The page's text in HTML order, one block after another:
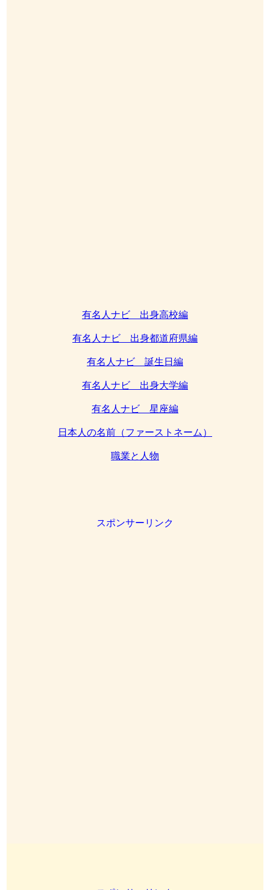
有名人ナビ 出身高校編
有名人ナビ 出身都道府県編
有名人ナビ 誕生日編
有名人ナビ 出身大学編
有名人ナビ 星座編
日本人の名前（ファーストネーム）
職業と人物
スポンサーリンク